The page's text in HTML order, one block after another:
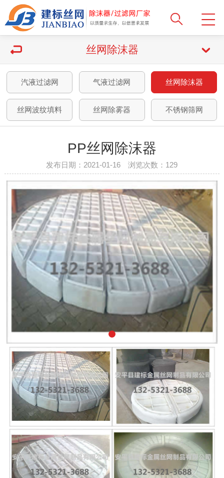
丝网除沫器
汽液过滤网 气液过滤网 丝网除沫器
丝网波纹填料 丝网除雾器 不锈钢筛网
PP丝网除沫器
发布日期：2021-01-16 浏览次数： 129